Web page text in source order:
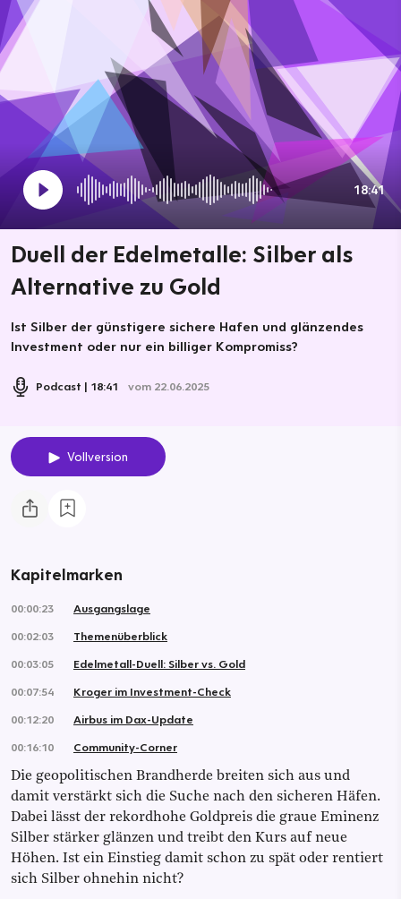
18:41
Duell der Edelmetalle: Silber als
Alternative zu Gold
Ist Silber der günstigere sichere Hafen und glänzendes
Investment oder nur ein billiger Kompromiss?
Podcast 18:41 vom 22.06.2025
Vollversion
Kapitelmarken
00:00:23
Ausgangslage
00:02:03
Themenüberblick
00:03:05
Edelmetall-Duell: Silber vs. Gold
00:07:54
Kroger im Investment-Check
00:12:20
Airbus im Dax-Update
00:16:10
Community-Corner
Die geopolitischen Brandherde breiten sich aus und
damit verstärkt sich die Suche nach den sicheren Häfen.
Dabei lässt der rekordhohe Goldpreis die graue Eminenz
Silber stärker glänzen und treibt den Kurs auf neue
Höhen. Ist ein Einstieg damit schon zu spät oder rentiert
sich Silber ohnehin nicht?